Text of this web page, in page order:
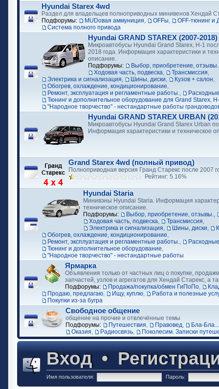
Hyundai Starex 4wd
Раздел для владельцев полноприводных минивенов Хендай
Подфорумы:
MUDовая аммуниция, OFFы,
OFF-тюнинг и
Cистема полного привода
Hyundai GRAND STAREX (2007-2018)
Микроавтобусы Hyundai Grand Starex, H-1
2018 года. Информация характеристики и
описание.
Подфорумы:
Выбор, приобретение, отзывы.
Ходовая часть, подвеска, Трансмиссия,
Электрика и сигнализация, Шины, диски, Кузов + салон,
Обогрев, охлаждение, кондиционирование,
Ремонт, эксплуатация и регламентные работы.,
Тюнинг и дополнительное оборудование для Grand Starex,
"Народное творчество" - нестандартные работы
Hyundai GRAND STAREX URBAN
Микроавтобусы Hyundai Grand Starex Urban
Информация характеристики и техническое
Grand Starex 4wd (полный привод)
Полноприводная версия Гранд Старекс после 2007
Рейтинг: 5.16%
Hyundai Staria
Минивэны Hyundai Staria. Информация
техническое описание.
Подфорумы:
Выбор, приобретение, отзывы.,
Ходовая часть, подвеска, Трансмиссия,
Электрика и сигнализация, Шины, диски,
Обогрев, охлаждение, кондиционирование,
Ремонт, эксплуатация и регламентные работы.,
Тюнинг и дополнительное оборудование,
"Народное творчество" - нестандартные работы
Ярмарка
Объявления только от частных лиц о покупке,
запчастей, узлов и агрегатов для Хендай Старекс, а
Подфорумы:
Продажа/покупка/обмен ГиПоПо,
Продаю, предлагаю, Ищу, куплю,
Работа и полезные
Покупки из-за бугра
Свободное общение
общение на прочие и отвлечённые темы
Подфорумы:
Путешествия, Правовед,
Бла-Бла...
Оказия, Радиосвязь, Поколесим. Записки
Вход•
Имя пользователя: Пароль: